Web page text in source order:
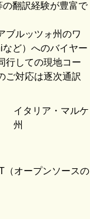
の翻訳経験が豊富で
ブルッツォ州のワ
ど）へのバイヤー
行しての現地コー
ご対応は逐次通訳
イタリア・マルケ
州
（オープンソースの